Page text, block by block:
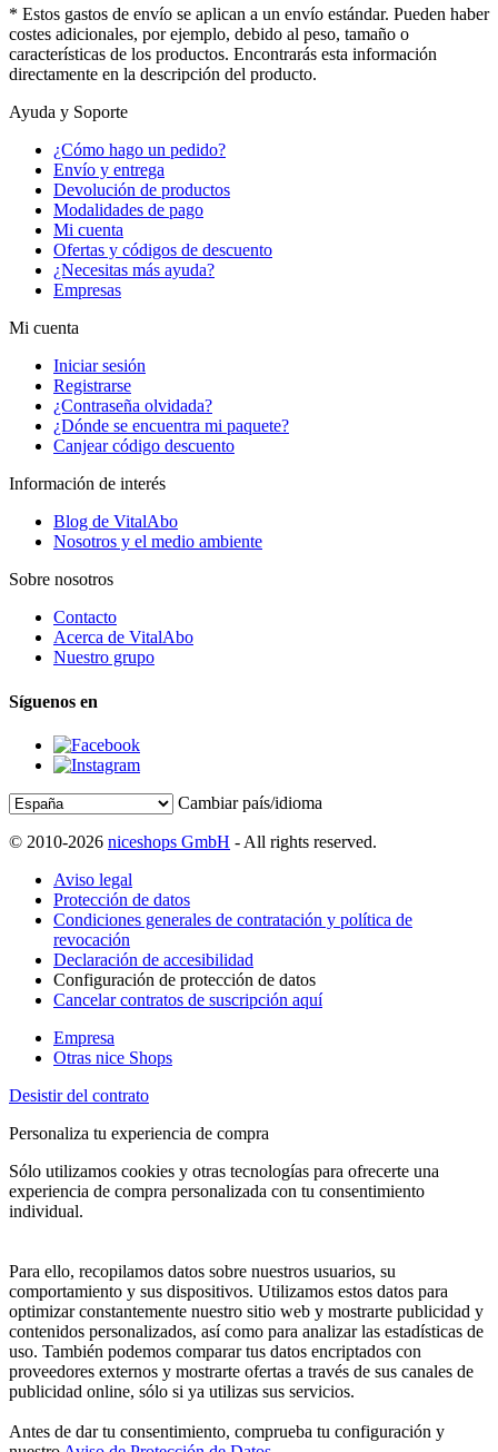
* Estos gastos de envío se aplican a un envío estándar. Pueden haber
costes adicionales, por ejemplo, debido al peso, tamaño o
características de los productos. Encontrarás esta información
directamente en la descripción del producto.
Ayuda y Soporte
¿Cómo hago un pedido?
Envío y entrega
Devolución de productos
Modalidades de pago
Mi cuenta
Ofertas y códigos de descuento
¿Necesitas más ayuda?
Empresas
Mi cuenta
Iniciar sesión
Registrarse
¿Contraseña olvidada?
¿Dónde se encuentra mi paquete?
Canjear código descuento
Información de interés
Blog de VitalAbo
Nosotros y el medio ambiente
Sobre nosotros
Contacto
Acerca de VitalAbo
Nuestro grupo
Síguenos en
Cambiar país/idioma
© 2010-2026 niceshops GmbH - All rights reserved.
Aviso legal
Protección de datos
Condiciones generales de contratación y política de
revocación
Declaración de accesibilidad
Configuración de protección de datos
Cancelar contratos de suscripción aquí
Empresa
Otras nice Shops
Desistir del contrato
Personaliza tu experiencia de compra
Sólo utilizamos cookies y otras tecnologías para ofrecerte una
experiencia de compra personalizada con tu consentimiento
individual.
Para ello, recopilamos datos sobre nuestros usuarios, su
comportamiento y sus dispositivos. Utilizamos estos datos para
optimizar constantemente nuestro sitio web y mostrarte publicidad y
contenidos personalizados, así como para analizar las estadísticas de
uso. También podemos comparar tus datos encriptados con
proveedores externos y mostrarte ofertas a través de sus canales de
publicidad online, sólo si ya utilizas sus servicios.
Antes de dar tu consentimiento, comprueba tu configuración y